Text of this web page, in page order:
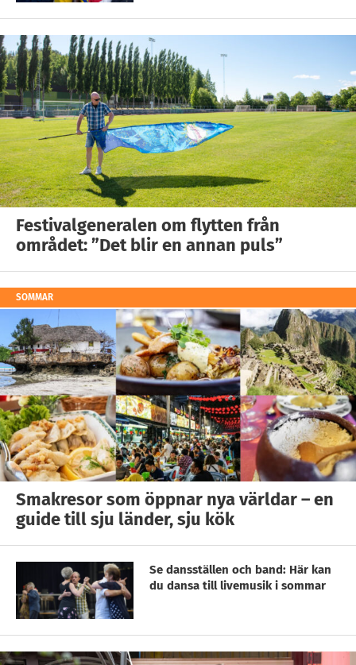
Festivalgeneralen om flytten från
området: ”Det blir en annan puls”
SOMMAR
Smakresor som öppnar nya världar – en
guide till sju länder, sju kök
Se dansställen och band: Här kan
du dansa till livemusik i sommar